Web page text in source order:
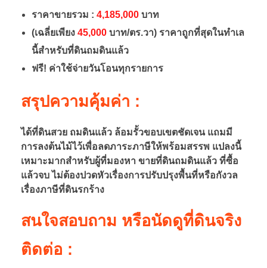
ราคาขายรวม : 4,185,000บาท
(เฉลี่ยเพียง 45,000 บาท/ตร.วา) ราคาถูกที่สุดในทำเล
นี้สำหรับที่ดินถมดินแล้ว
ฟรี! ค่าใช้จ่ายวันโอนทุกรายการ
สรุปความคุ้มค่า :
ได้ที่ดินสวย ถมดินแล้ว ล้อมรั้วขอบเขตชัดเจน แถมมี
การลงต้นไม้ไว้เพื่อลดภาระภาษีให้พร้อมสรรพ แปลงนี้
เหมาะมากสำหรับผู้ที่มองหา ขายที่ดินถมดินแล้ว ที่ซื้อ
แล้วจบ ไม่ต้องปวดหัวเรื่องการปรับปรุงพื้นที่หรือกังวล
เรื่องภาษีที่ดินรกร้าง
สนใจสอบถาม หรือนัดดูที่ดินจริง
ติดต่อ :